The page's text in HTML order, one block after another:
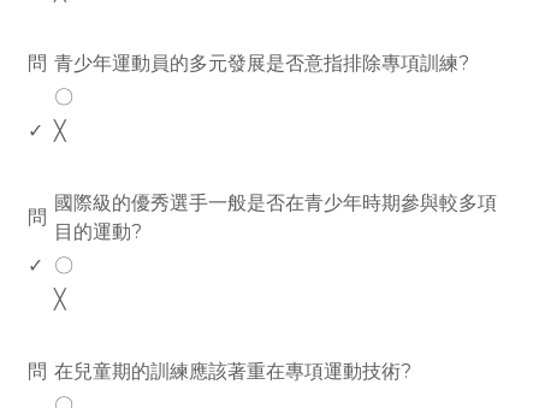
問 青少年運動員的多元發展是否意指排除專項訓練?
〇
✓ ╳
問
國際級的優秀選手一般是否在青少年時期參與較多項
目的運動?
✓
〇
╳
問 在兒童期的訓練應該著重在專項運動技術?